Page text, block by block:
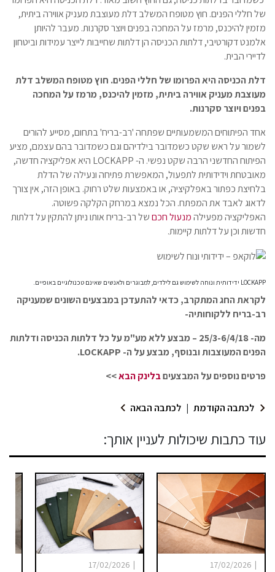
של חללי הפנים. חוץ מטופח המשלב דלת מעוצבת מעניק אווירה ביתית,
מזמין להיכנס, מרמז על המחכה בפנים ויוצר סקרנות. מעבר להיותן
אלמנט דקורטיבי, דלתות הכניסה הן דלתות שחייבות לייצר עמידות וביטחון
לדיירי הבית.
דלת הכניסה היא הפרומו של חללי הפנים. חוץ מטופח המשלב דלת
מעוצבת מעניק אווירה ביתית, מזמין להיכנס, מרמז על המחכה
בפנים ויוצר סקרנות.
אחד הפיתוחים המשמעותיים שפתחה 'רב-בריח' בתחום, מסייע להורים
לשמור על ראש שקט כשמדובר בילדיהם וגם כשמדובר בהם עצמם, מציע
הפיתוח החדשני הרבה שקט נפשי. ה-LOCKAPP היא אפליקציה חדשה,
מאובטחת וידידותית לתפעול, המאפשרת פתיחה ונעילה של הדלת
בלחיצת כפתור באפלקיציה, או באמצעות שלט רחוק. באופן הזה, אין צורך
לדאוג לאבד את המפתח. הכל נמצא במרחק הקלקה פשוטה.
האפליקציה מפעילהמנעול חכםשל רב-בריח אותו ניתן להתקין על דלתות
חדשות וכן על דלתות קיימות.
LOCKAPP ידידותית ונוחה לשימוש גם לילדים, למבוגרים ולאנשים שאינם טכנולוגיים באופיים.
לקראת החג המתקרב, כדאי להתעדכן במבצעים השונים שמעניקה
רב-בריח ללקוחותיה-
מה- 25/3-6/4/18 – מבצע ללא מע"מ על כל דלתות הכניסה ודלתות
הפנים המעוצבות ובנוסף, מבצע על ה- LOCKAPP
.
פרטים נוספים על המבצעיםבלינק הבא>>
לכתבה הקודמת | לכתבה הבאה
עוד כתבות שיכולות לעניין אותך:
|
17/02/2026
|
17/02/2026